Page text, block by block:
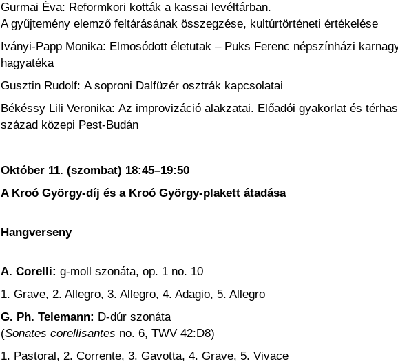
Gurmai Éva: Reformkori kották a kassai levéltárban.
A gyűjtemény elemző feltárásának összegzése, kultúrtörténeti értékelése
Iványi-Papp Monika: Elmosódott életutak – Puks Ferenc népszínházi
hagyatéka
Gusztin Rudolf: A soproni Dalfüzér osztrák kapcsolatai
Békéssy Lili Veronika: Az improvizáció alakzatai. Előadói gyakorlat és
század közepi Pest-Budán
Október 11. (szombat) 18:45–19:50
A Kroó György-díj és a Kroó György-plakett átadása
Hangverseny
A. Corelli: g-moll szonáta, op. 1 no. 10
1. Grave, 2. Allegro, 3. Allegro, 4. Adagio, 5. Allegro
G. Ph. Telemann: D-dúr szonáta
(Sonates corellisantes no. 6, TWV 42:D8)
1. Pastoral, 2. Corrente, 3. Gavotta, 4. Grave, 5. Vivace